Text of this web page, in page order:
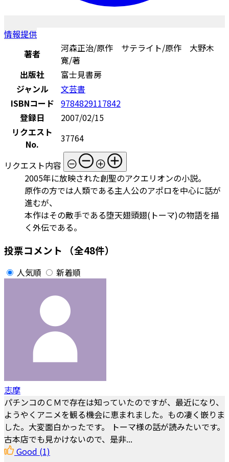
情報提供
著者
河森正治/原作 サテライト/原作 大野木
寛/著
出版社
富士見書房
ジャンル
文芸書
ISBNコード 9784829117842
登録日
2007/02/15
リクエスト
No.
37764
リクエスト内容
2005年に放映された創聖のアクエリオンの小説。
原作の方では人類である主人公のアポロを中心に話が
進むが、
本作はその敵手である堕天翅頭翅(トーマ)の物語を描
く外伝である。
投票コメント （全48件）
人気順 新着順
志摩
パチンコのＣＭで存在は知っていたのですが、最近になり、
ようやくアニメを観る機会に恵まれました。もの凄く嵌りま
した。大変面白かったです。 トーマ様の話が読みたいです。
古本店でも見かけないので、是非...
Good (1)